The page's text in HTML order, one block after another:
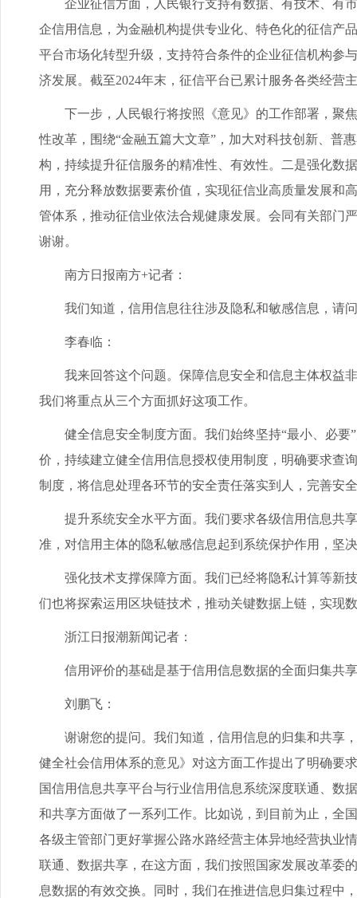
企业征信方面，人民银行支持有数据、有技术、有市
企信用信息，为金融机构提供专业化、特色化的征信产
平台市场化转型升级，支持符合条件的企业征信机构参
济发展。截至2024年末，征信平台已累计服务各类经营
下一步，人民银行将按照《意见》的工作部署，聚焦
性改革，围绕“金融五篇大文章”，加大对科技创新、普
构，持续提升征信服务的精准性、有效性。二是强化数
用，充分释放数据要素价值，实现征信业高质量发展和
管体系，推动征信业依法合规健康发展。会同有关部门
谢谢。
南方日报南方+记者：
我们知道，信用信息往往涉及隐私和敏感信息，请
李春临：
我来回答这个问题。保障信息安全和信息主体权益非
我们将重点从三个方面抓好这项工作。
健全信息安全制度方面。我们始终坚持“最小、必要”
价，持续建立健全信用信息授权使用制度，明确要求查
制度，将信息处理各环节的安全责任落实到人，完善安
提升系统安全水平方面。我们要求各级信用信息共享
准，对信用主体的隐私敏感信息起到系统保护作用，坚
强化技术支撑保障方面。我们已经将隐私计算等新技
们也将探索运用区块链技术，推动关键数据上链，实现
浙江日报潮新闻记者：
信用评价的基础是基于信用信息数据的全面归集共享
刘鹏飞：
谢谢您的提问。我们知道，信用信息的归集和共享，
健全社会信用体系的意见》对这方面工作提出了明确要
国信用信息共享平台与行业信用信息系统深度联通、数
和共享方面做了一系列工作。比如说，到目前为止，全
各级主管部门更好掌握公路水路经营主体异地经营执业
联通、数据共享，在这方面，我们按照国家发展改革委
息数据的有效交换。同时，我们在推进信息归集过程中